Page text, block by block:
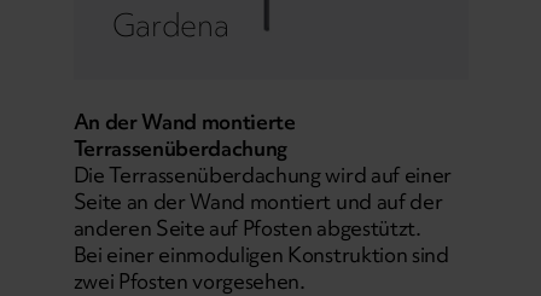
Gardena
An der Wand montierte
Terrassenüberdachung
Die Terrassenüberdachung wird auf einer
Seite an der Wand montiert und auf der
anderen Seite auf Pfosten abgestützt.
Bei einer einmoduligen Konstruktion sind
zwei Pfosten vorgesehen.